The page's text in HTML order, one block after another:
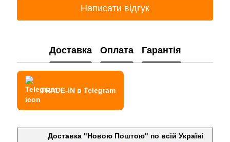
Написати відгук
Доставка Оплата Гарантія
TRADE-IN в Telegram
Доставка "Новою Поштою" по всій Україні